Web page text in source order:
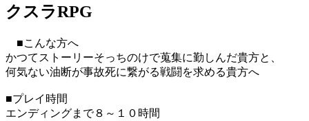
クスラRPG
■こんな方へ
かつてストーリーそっちのけで蒐集に勤しんだ貴方と、
何気ない油断が事故死に繋がる戦闘を求める貴方へ
■プレイ時間
エンディングまで８～１０時間